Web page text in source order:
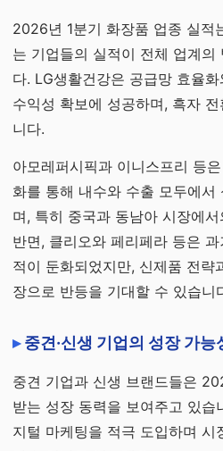
2026년 1분기 화장품 업종 실적
는 기업들의 실적이 전체 업계의
다. LG생활건강은 공급망 효율
수익성 확보에 성공하며, 흑자
니다.
아모레퍼시픽과 이니스프리 등
화를 통해 내수와 수출 모두에서
며, 특히 중국과 동남아 시장에
반면, 클리오와 페리페라 등은
적이 둔화되었지만, 신제품 전략
장으로 반등을 기대할 수 있습니
중견·신생 기업의 성장 가능
중견 기업과 신생 브랜드들은
받는 성장 동력을 보여주고 있습
지털 마케팅을 적극 도입하며 시